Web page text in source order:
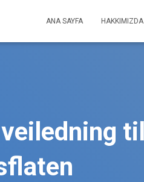
ANA SAYFA HAKKIMIZDA
til